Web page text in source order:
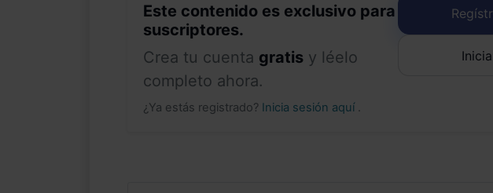
Este contenido es exclusivo para
suscriptores.
Crea tu cuenta gratis y léelo
completo ahora.
¿Ya estás registrado? Inicia sesión aquí .